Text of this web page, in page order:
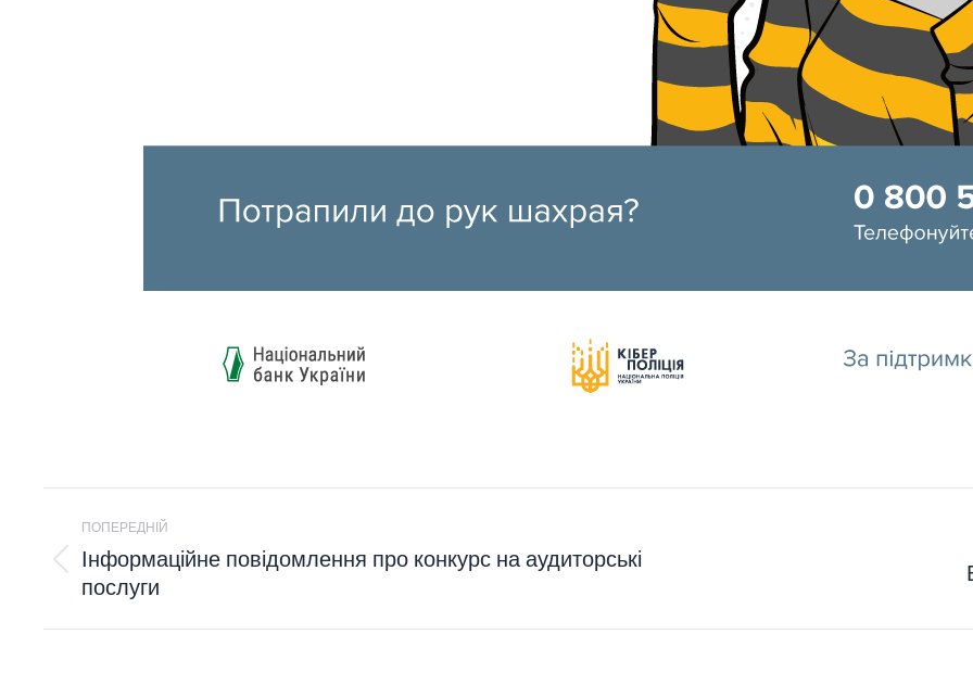
POST
NAVIGATION
ПОПЕРЕДНІЙ
Попередній
пост:
Інформаційне повідомлення про конкурс на аудиторські
послуги